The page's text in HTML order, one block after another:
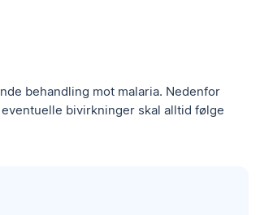
behandling mot malaria. Nedenfor
bivirkninger skal alltid følge